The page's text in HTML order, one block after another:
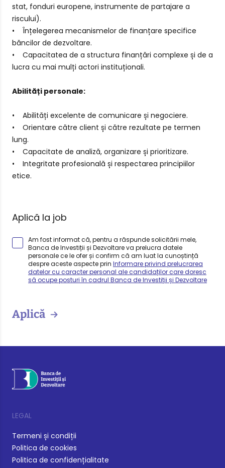
stat, fonduri europene, instrumente de partajare a
riscului).
• Înțelegerea mecanismelor de finanțare specifice
băncilor de dezvoltare.
• Capacitatea de a structura finanțări complexe și de a
lucra cu mai mulți actori instituționali.
Abilități personale:
• Abilități excelente de comunicare și negociere.
• Orientare către client și către rezultate pe termen
lung.
• Capacitate de analiză, organizare și prioritizare.
• Integritate profesională și respectarea principiilor
etice.
Aplică la job
Am fost informat că, pentru a răspunde solicitării mele,
Banca de Investiții și Dezvoltare va prelucra datele
personale ce le ofer și confirm că am luat la cunoștință
despre aceste aspecte prin Informare privind prelucrarea
datelor cu caracter personal ale candidaților care doresc
să ocupe posturi în cadrul Banca de Investiții și Dezvoltare
Aplică
LEGAL
Termeni și condiții
Politica de cookies
Politica de confidențialitate